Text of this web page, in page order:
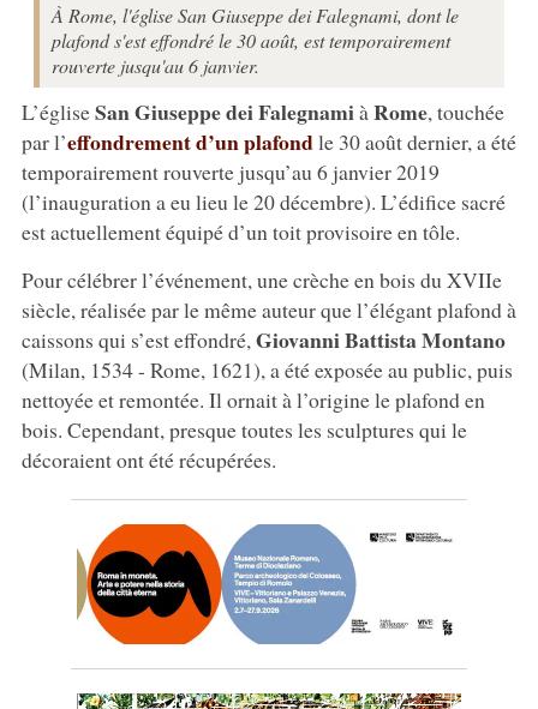
À Rome, l'église San Giuseppe dei Falegnami, dont le
plafond s'est effondré le 30 août, est temporairement
rouverte jusqu'au 6 janvier.
L’égliseSan Giuseppe dei Falegnamià Rome, touchée
par l’effondrement d’un plafondle 30 août dernier, a été
temporairement rouverte jusqu’au 6 janvier 2019
(l’inauguration a eu lieu le 20 décembre). L’édifice sacré
est actuellement équipé d’un toit provisoire en tôle.
Pour célébrer l’événement, une crèche en bois du XVIIe
siècle, réalisée par le même auteur que l’élégant plafond à
caissons qui s’est effondré, Giovanni Battista Montano
(Milan, 1534 - Rome, 1621), a été exposée au public, puis
nettoyée et remontée. Il ornait à l’origine le plafond en
bois. Cependant, presque toutes les sculptures qui le
décoraient ont été récupérées.